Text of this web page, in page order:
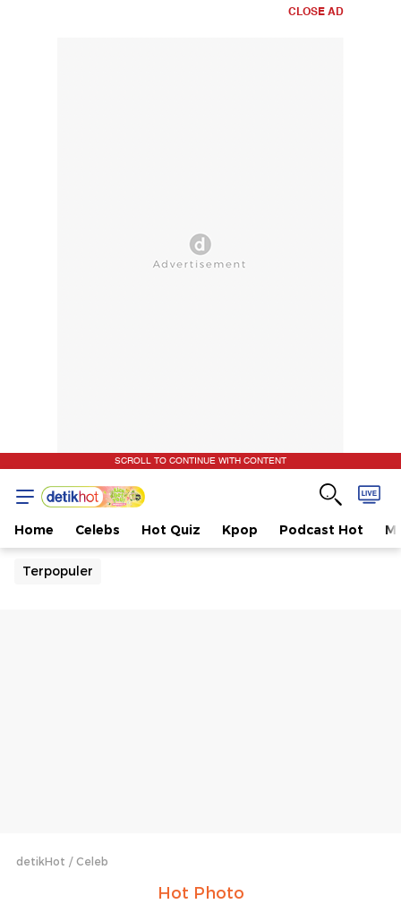
CLOSE AD
SCROLL TO CONTINUE WITH CONTENT
Home Celebs Hot Quiz Kpop Podcast Hot
Terpopuler
detikHot Celeb
Hot Photo